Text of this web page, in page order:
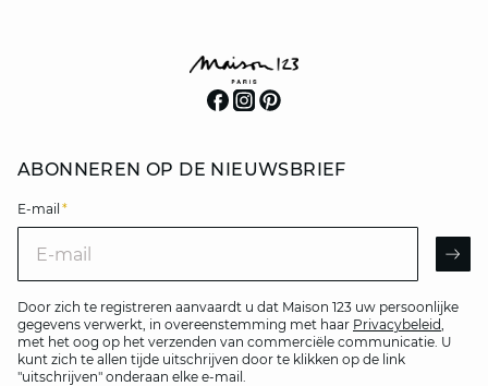
ABONNEREN OP DE NIEUWSBRIEF
E-mail *
Door zich te registreren aanvaardt u dat Maison 123 uw persoonlijke
gegevens verwerkt, in overeenstemming met haar Privacybeleid,
met het oog op het verzenden van commerciële communicatie. U
kunt zich te allen tijde uitschrijven door te klikken op de link
"uitschrijven" onderaan elke e-mail.